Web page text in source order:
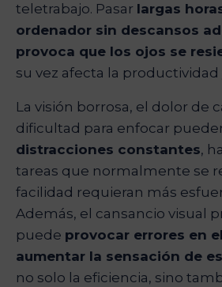
teletrabajo. Pasar largas
ordenador sin descansos
provoca que los ojos se
su vez afecta la
La visión borrosa, el dolor de
dificultad para enfocar
distracciones constantes,
tareas que normalmente se
facilidad requieran más
Además, el cansancio visual
puede provocar errores en
aumentar la sensación de
no solo la eficiencia, sino